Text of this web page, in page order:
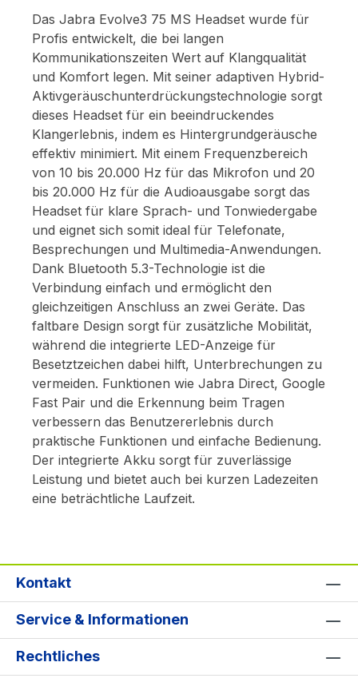
Das Jabra Evolve3 75 MS Headset wurde für
Profis entwickelt, die bei langen
Kommunikationszeiten Wert auf Klangqualität
und Komfort legen. Mit seiner adaptiven Hybrid-
Aktivgeräuschunterdrückungstechnologie sorgt
dieses Headset für ein beeindruckendes
Klangerlebnis, indem es Hintergrundgeräusche
effektiv minimiert. Mit einem Frequenzbereich
von 10 bis 20.000 Hz für das Mikrofon und 20
bis 20.000 Hz für die Audioausgabe sorgt das
Headset für klare Sprach- und Tonwiedergabe
und eignet sich somit ideal für Telefonate,
Besprechungen und Multimedia-Anwendungen.
Dank Bluetooth 5.3-Technologie ist die
Verbindung einfach und ermöglicht den
gleichzeitigen Anschluss an zwei Geräte. Das
faltbare Design sorgt für zusätzliche Mobilität,
während die integrierte LED-Anzeige für
Besetztzeichen dabei hilft, Unterbrechungen zu
vermeiden. Funktionen wie Jabra Direct, Google
Fast Pair und die Erkennung beim Tragen
verbessern das Benutzererlebnis durch
praktische Funktionen und einfache Bedienung.
Der integrierte Akku sorgt für zuverlässige
Leistung und bietet auch bei kurzen Ladezeiten
eine beträchtliche Laufzeit.
Kontakt
Service & Informationen
Rechtliches